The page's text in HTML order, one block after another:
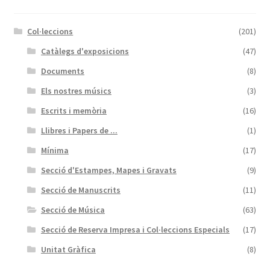
Col·leccions
(201)
Catàlegs d'exposicions
(47)
Documents
(8)
Els nostres músics
(3)
Escrits i memòria
(16)
Llibres i Papers de ...
(1)
Mínima
(17)
Secció d'Estampes, Mapes i Gravats
(9)
Secció de Manuscrits
(11)
Secció de Música
(63)
Secció de Reserva Impresa i Col·leccions Especials
(17)
Unitat Gràfica
(8)